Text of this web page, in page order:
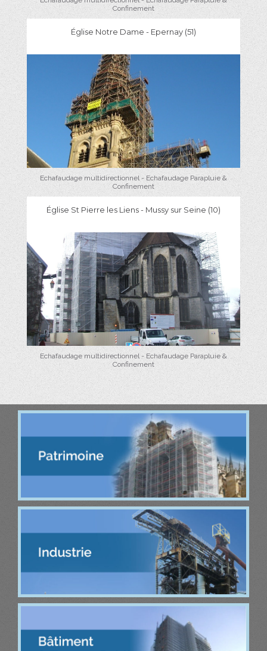
Confinement
Église Notre Dame - Epernay (51)
Echafaudage multidirectionnel - Echafaudage Parapluie &
Confinement
Église St Pierre les Liens - Mussy sur Seine (10)
Echafaudage multidirectionnel - Echafaudage Parapluie &
Confinement